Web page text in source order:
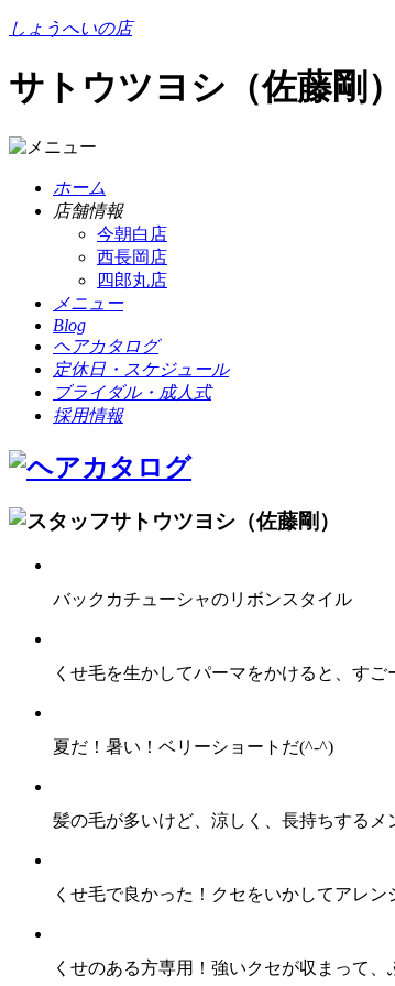
しょうへいの店
サトウツヨシ（佐藤剛）
ホーム
店舗情報
今朝白店
西長岡店
四郎丸店
メニュー
Blog
ヘアカタログ
定休日・スケジュール
ブライダル・成人式
採用情報
サトウツヨシ（佐藤剛）
バックカチューシャのリボンスタイル
くせ毛を生かしてパーマをかけると、す
夏だ！暑い！ベリーショートだ(^-^)
髪の毛が多いけど、涼しく、長持ちするメ
くせ毛で良かった！クセをいかしてアレ
くせのある方専用！強いクセが収まって